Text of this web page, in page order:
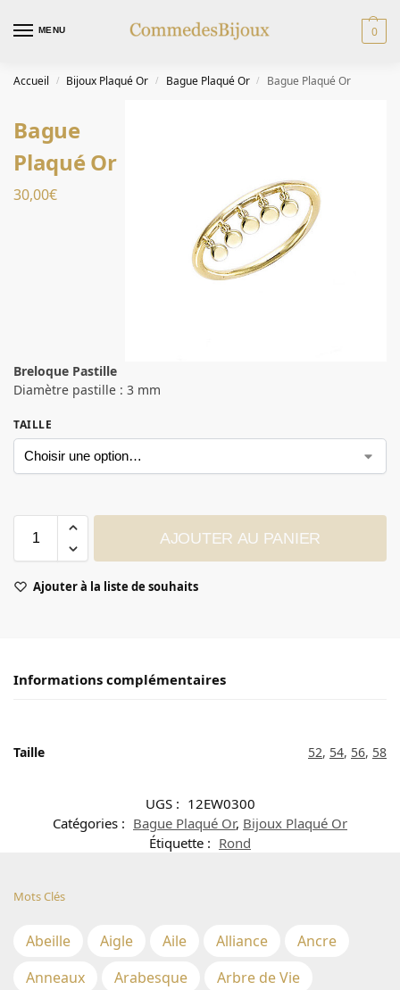
MENU 0
Accueil / Bijoux Plaqué Or / Bague Plaqué Or / Bague Plaqué Or
Bague
Plaqué Or
30,00€
Breloque Pastille
Diamètre pastille : 3 mm
TAILLE
AJOUTER AU PANIER
Ajouter à la liste de souhaits
Informations complémentaires
Taille 52, 54, 56, 58
UGS : 12EW0300
Catégories : Bague Plaqué Or, Bijoux Plaqué Or
Étiquette : Rond
Mots Clés
Abeille Aigle Aile Alliance
Ancre
Anneaux
Arabesque
Arbre de Vie